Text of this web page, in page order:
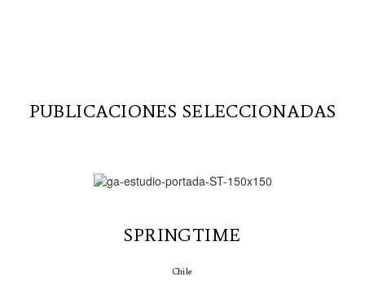
PUBLICACIONES SELECCIONADAS
SPRINGTIME
Chile